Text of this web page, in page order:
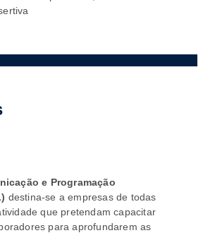
e Programação
destina-se a empresas de todas
que pretendam capacitar
para aprofundarem as